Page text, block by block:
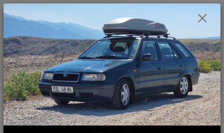
Menu
Hledat
Po - Pá 9:00 - 17:00
0,00 Kč
Úvod Barevné bezpečnostní pásy Škoda Fabia 1
Škoda Fabia 1